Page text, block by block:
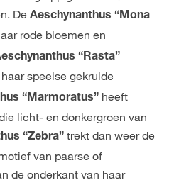
De Aeschynanthus “Mona
rode bloemen en
“Rasta”
speelse gekrulde
“Marmoratus” heeft
licht- en donkergroen van
“Zebra” trekt dan weer de
van paarse of
de onderkant van haar